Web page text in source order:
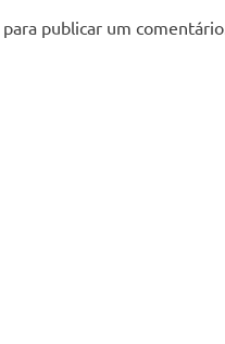
para publicar um comentário.